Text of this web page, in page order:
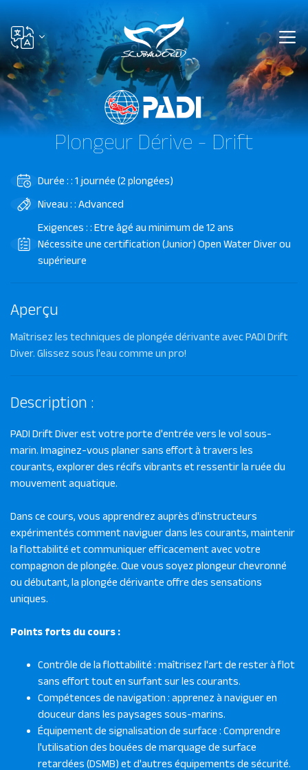
Plongeur Dérive - Drift
Durée : : 1 journée (2 plongées)
Niveau : : Advanced
Exigences : : Etre âgé au minimum de 12 ans
Nécessite une certification (Junior) Open Water Diver ou
supérieure
Aperçu
Maîtrisez les techniques de plongée dérivante avec PADI Drift
Diver. Glissez sous l'eau comme un pro!
Description :
PADI Drift Diver est votre porte d'entrée vers le vol sous-
marin. Imaginez-vous planer sans effort à travers les
courants, explorer des récifs vibrants et ressentir la ruée du
mouvement aquatique.
Dans ce cours, vous apprendrez auprès d'instructeurs
expérimentés comment naviguer dans les courants, maintenir
la flottabilité et communiquer efficacement avec votre
compagnon de plongée. Que vous soyez plongeur chevronné
ou débutant, la plongée dérivante offre des sensations
uniques.
Points forts du cours :
Contrôle de la flottabilité : maîtrisez l'art de rester à flot
sans effort tout en surfant sur les courants.
Compétences de navigation : apprenez à naviguer en
douceur dans les paysages sous-marins.
Équipement de signalisation de surface : Comprendre
l'utilisation des bouées de marquage de surface
retardées (DSMB) et d'autres équipements de sécurité.